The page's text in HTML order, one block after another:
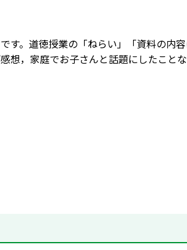
す。道徳授業の「ねらい」「資料の
想，家庭でお子さんと話題にしたこと